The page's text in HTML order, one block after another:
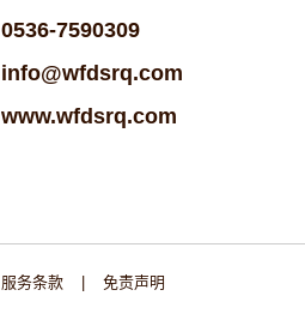
0536-7590309
info@wfdsrq.com
www.wfdsrq.com
服务条款 | 免责声明